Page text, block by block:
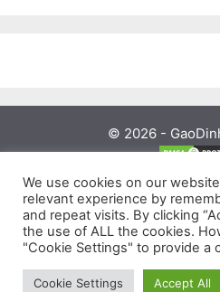
© 2026 -
Liên hệ-Thỏa Thuận -Bản
GaoDinhDuong.com cung
khảo. Bởi vì những thông tin
nó không phải là chân lý, có
nhưng một thời gian sau thì lỗi
Chúng tôi không chịu trách
We use cookies on our
relevant experience by
and repeat visits. By clicking
the use of ALL the cookies.
"Cookie Settings" to provide a
Cookie Settings Accept All